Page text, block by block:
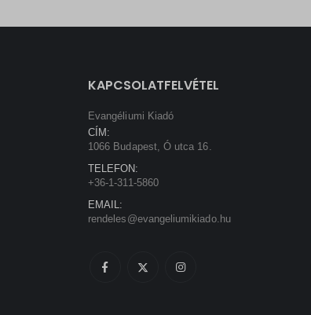
KAPCSOLATFELVÉTEL
Evangéliumi Kiadó
CÍM:
1066 Budapest, Ó utca 16.
TELEFON:
EMAIL:
rendeles@evangeliumikiado.hu